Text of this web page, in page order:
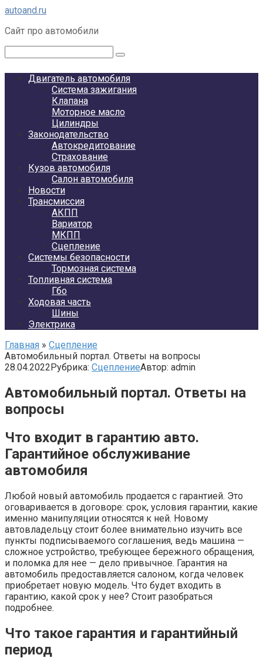
Перейти
контенту
autoand.ru
Сайт про автомобили
Двигатель автомобиля
Система зажигания
Клапана
Моторное масло
Цилиндры
Законодательство
Автокредитование
Страхование
Кузов автомобиля
Салон автомобиля
Новости
Трансмиссия
АКПП
Вариатор
МКПП
Сцепление
Системы безопасности
Тормозная система
Топливная система
Гбо
Ходовая часть
Шины
Электрика
Главная » Сцепление
Автомобильный портал. Ответы на вопросы
28.04.2022Рубрика: СцеплениеАвтор: admin
Автомобильный портал. Ответы на
вопросы
Что входит в гарантию авто.
Гарантийное обслуживание
автомобиля
Любой новый автомобиль продается с гарантией. Это
оговаривается в договоре: срок, условия гарантии, какие
именно манипуляции относятся к ней. Новому
автовладельцу стоит более внимательно изучить все
пункты подписываемого соглашения, ведь машина —
сложное устройство, требующее бережного обращения,
и поломка для нее — дело привычное. Гарантия на
автомобиль предоставляется салоном, когда человек
приобретает новую модель. Что будет входить в
гарантию, какой срок у нее? Стоит разобраться
подробнее.
Что такое гарантия и гарантийный
период